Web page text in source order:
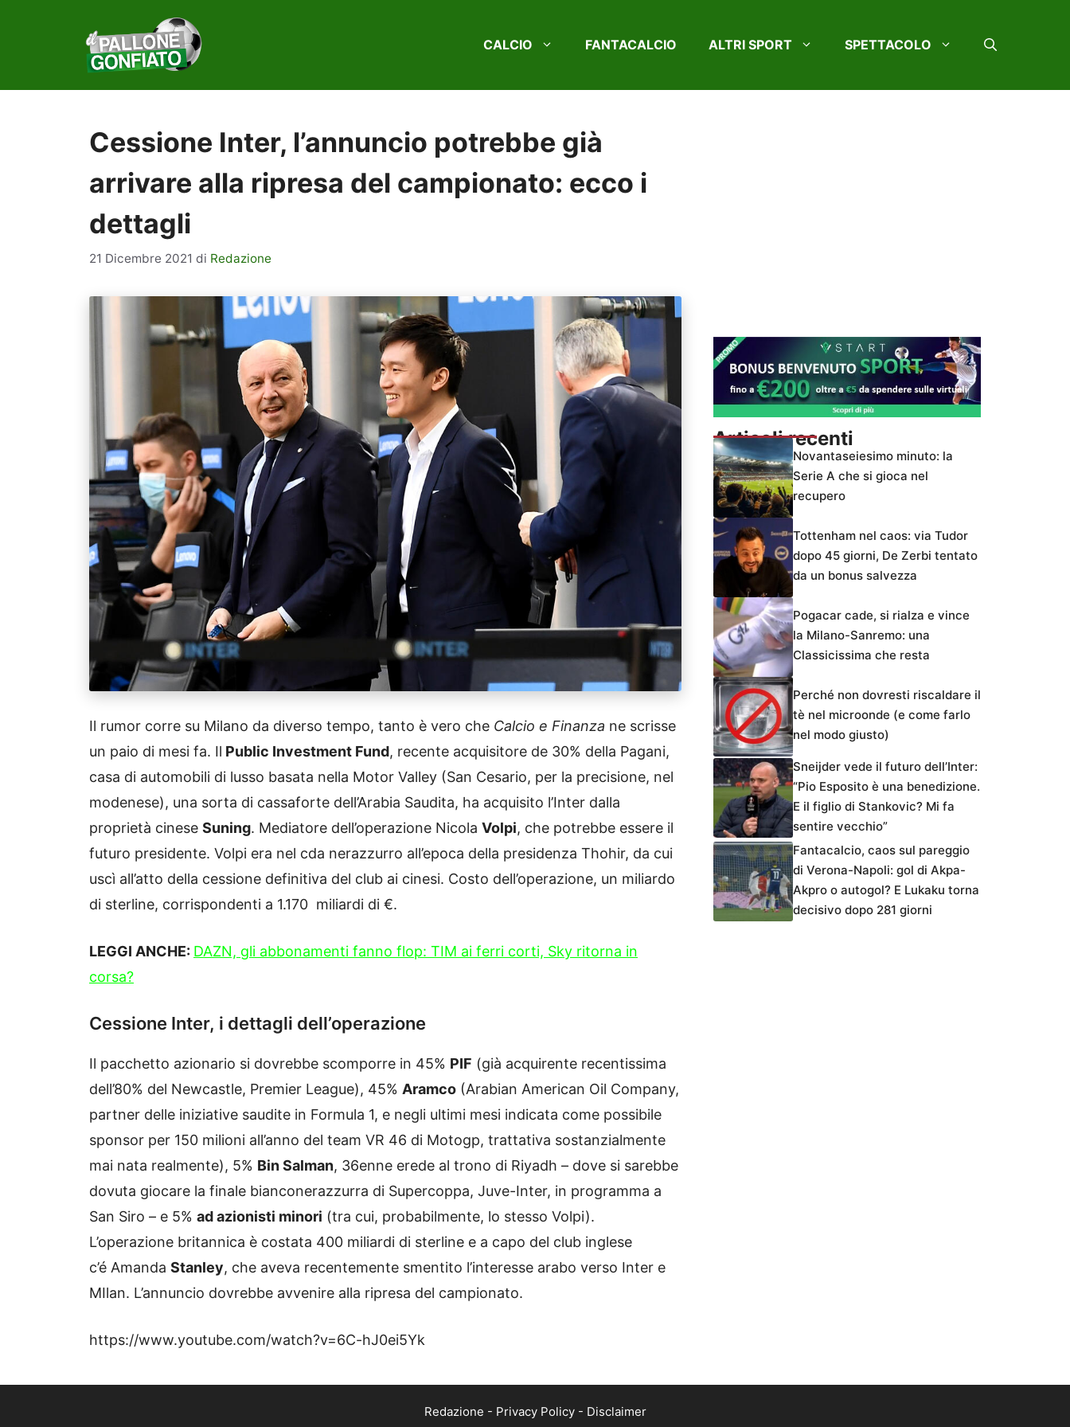
CALCIO FANTACALCIO ALTRI SPORT SPETTACOLO
Cessione Inter, l’annuncio potrebbe già
arrivare alla ripresa del campionato: ecco i
dettagli
21 Dicembre 2021 di Redazione
Il rumor corre su Milano da diverso tempo, tanto è vero che Calcio e Finanza ne scrisse
un paio di mesi fa. Il Public Investment Fund, recente acquisitore de 30% della Pagani,
casa di automobili di lusso basata nella Motor Valley (San Cesario, per la precisione, nel
modenese), una sorta di cassaforte dell’Arabia Saudita, ha acquisito l’Inter dalla
proprietà cinese Suning. Mediatore dell’operazione Nicola Volpi, che potrebbe essere il
futuro presidente. Volpi era nel cda nerazzurro all’epoca della presidenza Thohir, da cui
uscì all’atto della cessione definitiva del club ai cinesi. Costo dell’operazione, un miliardo
di sterline, corrispondenti a 1.170 miliardi di €.
LEGGI ANCHE: DAZN, gli abbonamenti fanno flop: TIM ai ferri corti, Sky ritorna in
corsa?
Cessione Inter, i dettagli dell’operazione
Il pacchetto azionario si dovrebbe scomporre in 45% PIF (già acquirente recentissima
dell’80% del Newcastle, Premier League), 45% Aramco (Arabian American Oil Company,
partner delle iniziative saudite in Formula 1, e negli ultimi mesi indicata come possibile
sponsor per 150 milioni all’anno del team VR 46 di Motogp, trattativa sostanzialmente
mai nata realmente), 5% Bin Salman, 36enne erede al trono di Riyadh – dove si sarebbe
dovuta giocare la finale bianconerazzurra di Supercoppa, Juve-Inter, in programma a
San Siro – e 5% ad azionisti minori (tra cui, probabilmente, lo stesso Volpi).
L’operazione britannica è costata 400 miliardi di sterline e a capo del club inglese
c’é Amanda Stanley, che aveva recentemente smentito l’interesse arabo verso Inter e
MIlan. L’annuncio dovrebbe avvenire alla ripresa del campionato.
https://www.youtube.com/watch?v=6C-hJ0ei5Yk
Articoli recenti
Novantaseiesimo minuto: la
Serie A che si gioca nel
recupero
Tottenham nel caos: via Tudor
dopo 45 giorni, De Zerbi tentato
da un bonus salvezza
Pogacar cade, si rialza e vince
la Milano-Sanremo: una
Classicissima che resta
Perché non dovresti riscaldare il
tè nel microonde (e come farlo
nel modo giusto)
Sneijder vede il futuro dell’Inter:
“Pio Esposito è una benedizione.
E il figlio di Stankovic? Mi fa
sentire vecchio”
Fantacalcio, caos sul pareggio
di Verona-Napoli: gol di Akpa-
Akpro o autogol? E Lukaku torna
decisivo dopo 281 giorni
Redazione - Privacy Policy- Disclaimer